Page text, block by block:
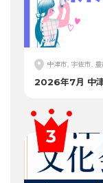
中津市, 宇佐市,
2026年7月 中津